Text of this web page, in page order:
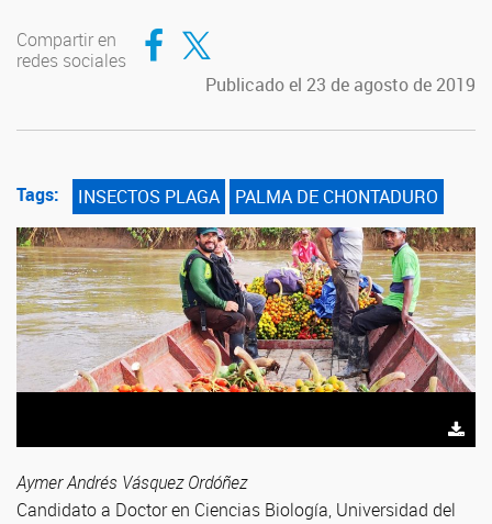
Compartir en
redes sociales
Compartir en Facebook
Compartir en Twitter
Publicado el 23 de agosto de 2019
Tags: INSECTOS PLAGA PALMA DE CHONTADURO
Aymer Andrés Vásquez Ordóñez
Candidato a Doctor en Ciencias Biología, Universidad del